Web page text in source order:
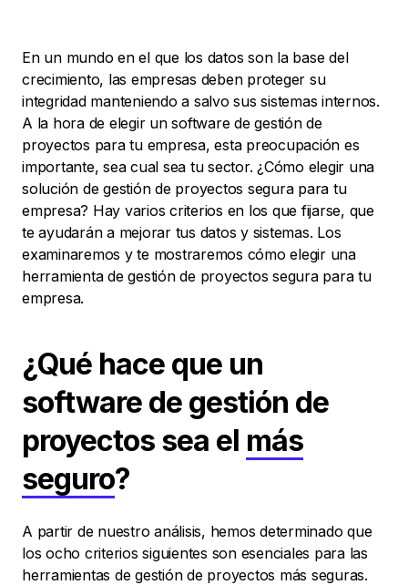
En un mundo en el que los datos son la base del
crecimiento, las empresas deben proteger su
integridad manteniendo a salvo sus sistemas internos.
A la hora de elegir un software de gestión de
proyectos para tu empresa, esta preocupación es
importante, sea cual sea tu sector. ¿Cómo elegir una
solución de gestión de proyectos segura para tu
empresa? Hay varios criterios en los que fijarse, que
te ayudarán a mejorar tus datos y sistemas. Los
examinaremos y te mostraremos cómo elegir una
herramienta de gestión de proyectos segura para tu
empresa.
¿Qué hace que un
software de gestión de
proyectos sea el más
seguro?
A partir de nuestro análisis, hemos determinado que
los ocho criterios siguientes son esenciales para las
herramientas de gestión de proyectos más seguras.